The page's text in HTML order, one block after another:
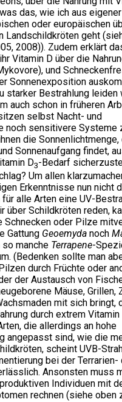
das, wie ich aus
oder europäischen
Landschildkröten geht
2008)). Zudem erklärt
Vitamin D über die
und
Sonnenexposition
starker Bestrahlung leiden
auch schon in früheren
selbst Nacht- und
noch sensitivere Systeme
die
Sonnenaufgang findet,
D3-Bedarf
Um allen
Erkenntnisse nun nicht
alle Arten eine UV-
über Schildkröten reden,
Schnecken oder Pilze
Gattung Geoemyda noch
so manche Terrapene-
(Bedenken sollte man
durch Früchte oder
der Austausch von
Mäuse, Grillen,
mit sich bringt,
durch extrem Vitamin
die allerdings an hohe
angepasst sind, wie die
scheint UVB-
bei der Terrarien-
Ansonsten muss
Individuen mit
rechnen (siehe oben